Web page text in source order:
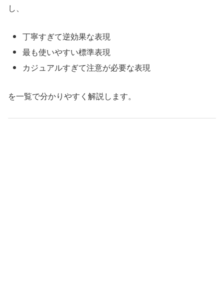
し、
丁寧すぎて逆効果な表現
最も使いやすい標準表現
カジュアルすぎて注意が必要な表現
を一覧で分かりやすく解説します。